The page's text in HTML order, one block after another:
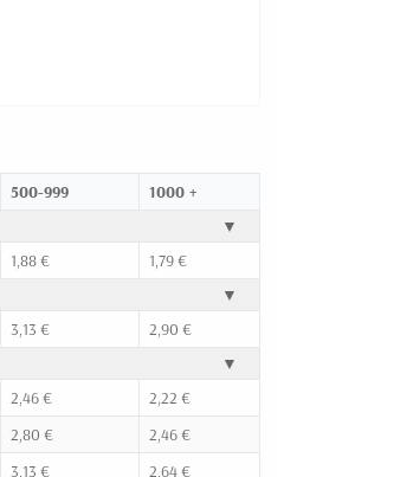
500-999
1000 +
▼
1,88 €
1,79 €
▼
3,13 €
2,90 €
▼
2,46 €
2,22 €
2,80 €
2,46 €
3,13 € 2,64 €